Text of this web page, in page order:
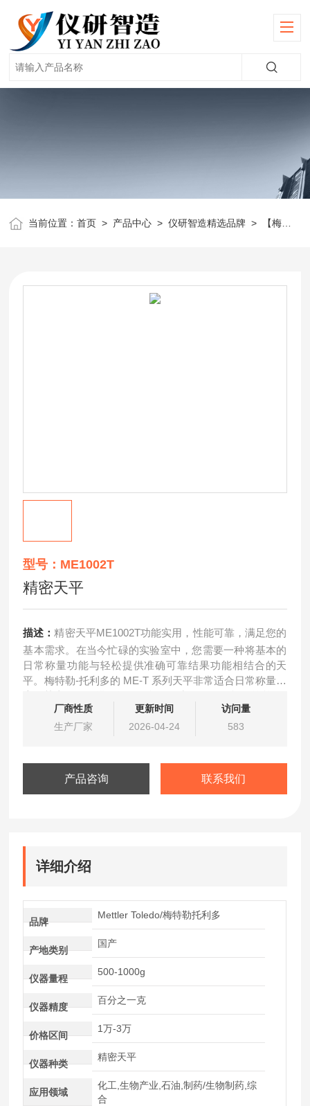
当前位置：首页 > 产品中心 >仪研智造精选品牌 > 【梅特勒】天平
型号：ME1002T
精密天平
描述： 精密天平ME1002T功能实用，性能可靠，满足您的
基本需求。在当今忙碌的实验室中，您需要一种将基本的
日常称量功能与轻松提供准确可靠结果功能相结合的天
平。梅特勒-托利多的 ME-T 系列天平非常适合日常称量程
厂商性质
生产厂家
更新时间
2026-04-24
访问量
583
产品咨询 联系我们
详细介绍
品牌
Mettler Toledo/梅特勒托利多
产地类别
国产
仪器量程
500-1000g
仪器精度
百分之一克
价格区间
1万-3万
仪器种类
精密天平
应用领域
化工,生物产业,石油,制药/生物制药,综
合